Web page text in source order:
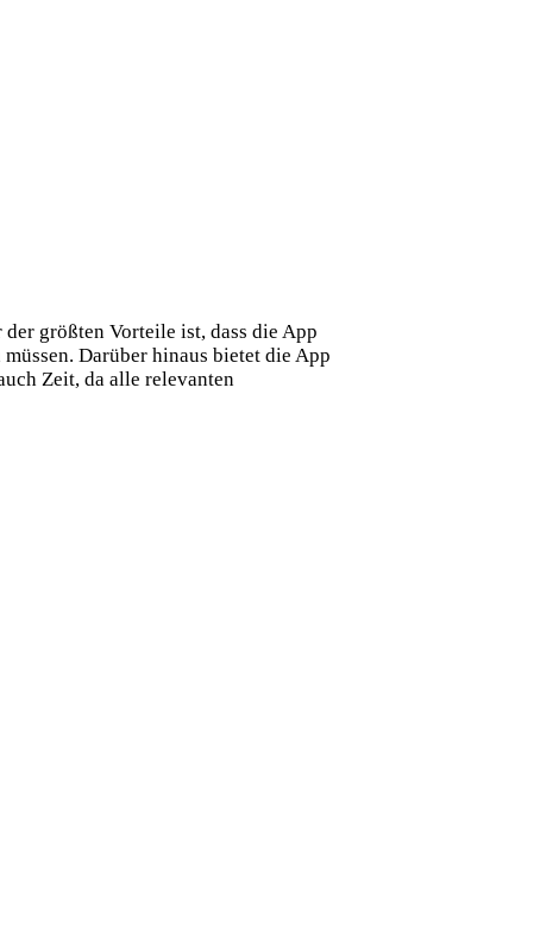
größten Vorteile ist, dass die App
Darüber hinaus bietet die App
Zeit, da alle relevanten